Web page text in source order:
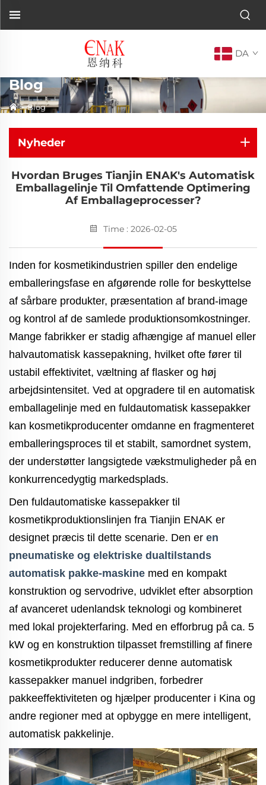
DA
Blog
>Blog
Nyheder
Hvordan Bruges Tianjin ENAK's Automatisk
Emballagelinje Til Omfattende Optimering
Af Emballageprocesser?
Time : 2026-02-05
Inden for kosmetikindustrien spiller den endelige
emballeringsfase en afgørende rolle for beskyttelse
af sårbare produkter, præsentation af brand-image
og kontrol af de samlede produktionsomkostninger.
Mange fabrikker er stadig afhængige af manuel eller
halvautomatisk kassepakning, hvilket ofte fører til
ustabil effektivitet, væltning af flasker og høj
arbejdsintensitet. Ved at opgradere til en automatisk
emballagelinje med en fuldautomatisk kassepakker
kan kosmetikproducenter omdanne en fragmenteret
emballeringsproces til et stabilt, samordnet system,
der understøtter langsigtede vækstmuligheder på en
konkurrencedygtig markedsplads.
Den fuldautomatiske kassepakker til
kosmetikproduktionslinjen fra Tianjin ENAK er
designet præcis til dette scenarie. Den er en
pneumatiske og elektriske dualtilstands
automatisk pakke-maskine med en kompakt
konstruktion og servodrive, udviklet efter absorption
af avanceret udenlandsk teknologi og kombineret
med lokal projekterfaring. Med en efforbrug på ca. 5
kW og en konstruktion tilpasset fremstilling af finere
kosmetikprodukter reducerer denne automatisk
kassepakker manuel indgriben, forbedrer
pakkeeffektiviteten og hjælper producenter i Kina og
andre regioner med at opbygge en mere intelligent,
automatisk pakkelinje.